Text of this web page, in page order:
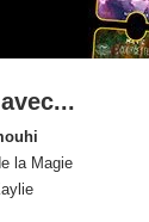
la Magie